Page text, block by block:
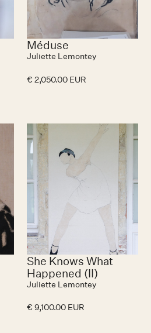
Méduse
Juliette Lemontey
€ 2,050.00 EUR
She Knows What
Happened (II)
Juliette Lemontey
€ 9,100.00 EUR